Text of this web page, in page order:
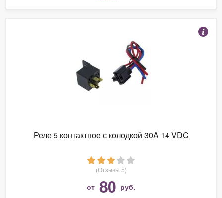
Реле 5 контактное с колодкой 30A 14 VDC
(Отзывы 5)
от 80 руб.